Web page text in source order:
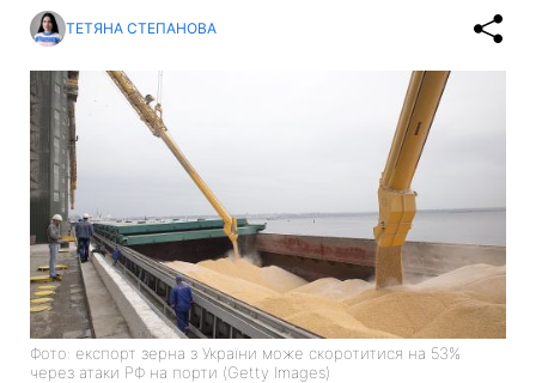
ТЕТЯНА СТЕПАНОВА
Фото: експорт зерна з України може скоротитися на 53%
через атаки РФ на порти (Getty Images)